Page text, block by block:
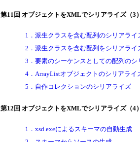
第11回 オブジェクトをXMLでシリアライズ（3
1．派生クラスを含む配列のシリアライ
2．派生クラスを含む配列をシリアラ
3．要素のシーケンスとしての配列のシ
4．ArrayListオブジェクトのシリアライ
5．自作コレクションのシリアライズ
第12回 オブジェクトをXMLでシリアライズ（4
1．xsd.exeによるスキーマの自動生成